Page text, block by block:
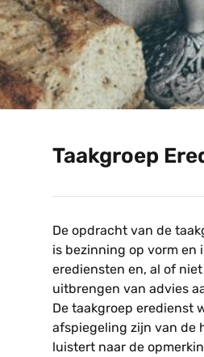
Taakgroep
De opdracht van de
is bezinning op vorm en
erediensten en, al of
uitbrengen van advies
De taakgroep eredienst
afspiegeling zijn van de
luistert naar de